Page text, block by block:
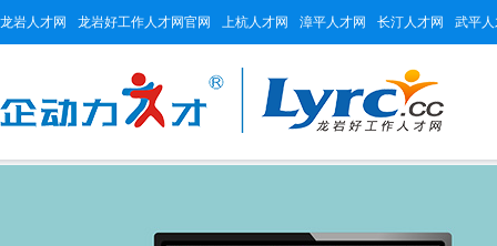
龙岩人才网 龙岩好工作人才网官网 上杭人才网 漳平人才网 长汀人才网 武平